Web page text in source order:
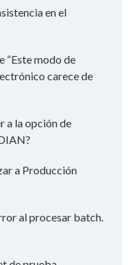
en el
“Este modo de
carece de
a la opción de
a Producción
al procesar batch.